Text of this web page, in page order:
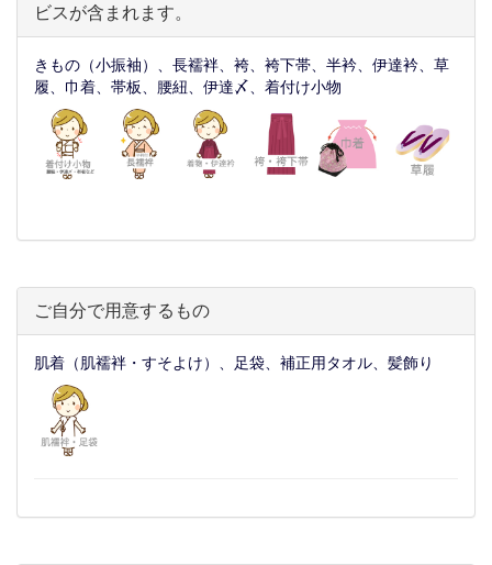
ビスが含まれます。
きもの（小振袖）、長襦袢、袴、袴下帯、半衿、伊達衿、草
履、巾着、帯板、腰紐、伊達〆、着付け小物
ご自分で用意するもの
肌着（肌襦袢・すそよけ）、足袋、補正用タオル、髪飾り